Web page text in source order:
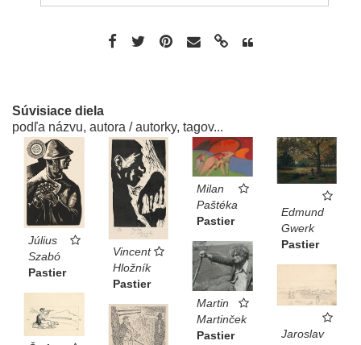
Súvisiace diela
podľa názvu, autora / autorky, tagov...
Július
Szabó
Pastier
Vincent
Hložník
Pastier
Milan
Paštéka
Pastier
Edmund
Gwerk
Pastier
Martin
Martinček
Pastier
Jaroslav